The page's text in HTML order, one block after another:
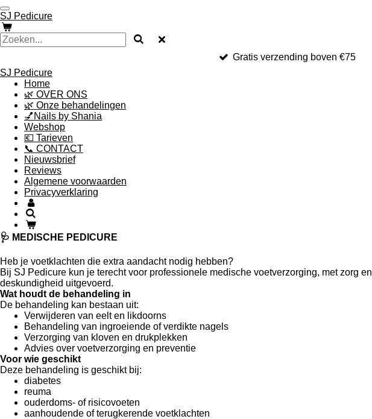
Ga
direct
naar
de
SJ Pedicure
Gratis verzending boven €75
SJ Pedicure
Home
🌿 OVER ONS
🌿 Onze behandelingen
💅Nails by Shania
Webshop
💶 Tarieven
📞 CONTACT
Nieuwsbrief
Reviews
Algemene voorwaarden
Privacyverklaring
🩺 MEDISCHE PEDICURE
Heb je voetklachten die extra aandacht nodig hebben?
Bij SJ Pedicure kun je terecht voor professionele medische voetverzorging, met zorg en
deskundigheid uitgevoerd.
Wat houdt de behandeling in
De behandeling kan bestaan uit:
Verwijderen van eelt en likdoorns
Behandeling van ingroeiende of verdikte nagels
Verzorging van kloven en drukplekken
Advies over voetverzorging en preventie
Voor wie geschikt
Deze behandeling is geschikt bij:
diabetes
reuma
ouderdoms- of risicovoeten
aanhoudende of terugkerende voetklachten